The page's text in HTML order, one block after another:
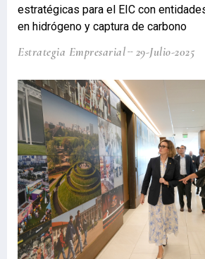
estratégicas para el EIC con
en hidrógeno y captura de carbono
Estrategia Empresarial 29-Julio-2025